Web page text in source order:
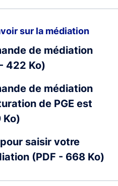
sur la médiation
de médiation
422 Ko)
de médiation
de PGE est
Ko)
saisir votre
(PDF - 668 Ko)